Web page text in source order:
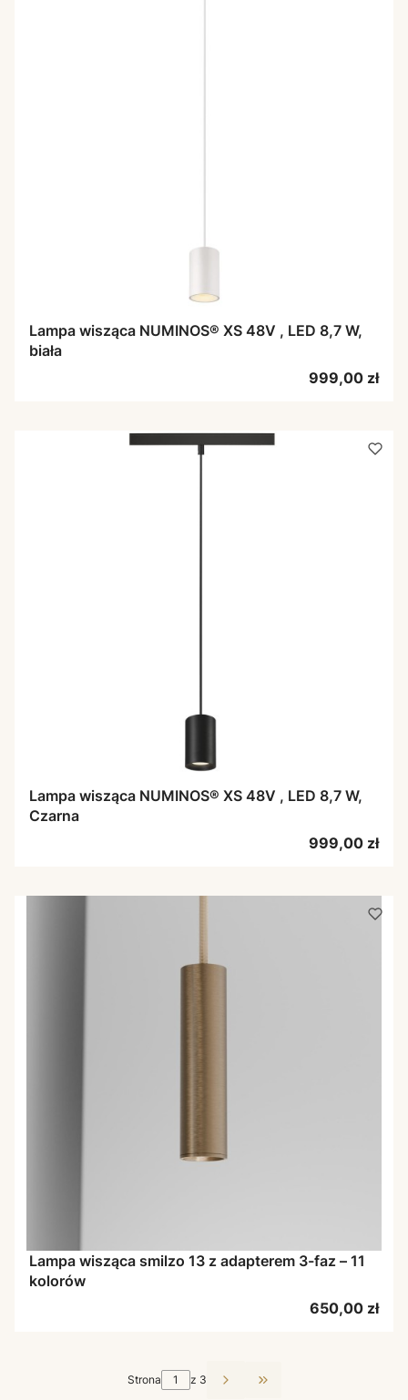
Lampa wisząca NUMINOS® XS 48V , LED 8,7 W,
biała
Cena
999,00 zł
Lampa wisząca NUMINOS® XS 48V , LED 8,7 W,
Czarna
Cena
999,00 zł
Lampa wisząca smilzo 13 z adapterem 3-faz – 11
kolorów
Cena
650,00 zł
Strona z 3 Przejdź do ostatniej